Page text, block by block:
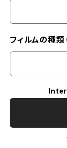
フィルムの種類